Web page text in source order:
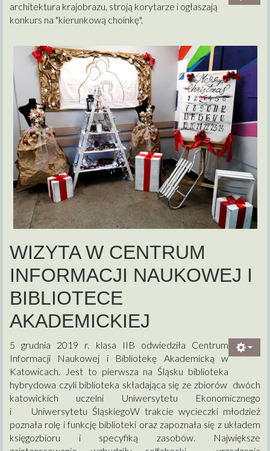
architektura krajobrazu, stroją korytarze i ogłaszają
konkurs na "kierunkową choinkę".
WIZYTA W CENTRUM
INFORMACJI NAUKOWEJ I
BIBLIOTECE
AKADEMICKIEJ
5 grudnia 2019 r. klasa IIB odwiedziła Centrum
Informacji Naukowej i Bibliotekę Akademicką w
Katowicach. Jest to pierwsza na Śląsku biblioteka
hybrydowa czyli biblioteka składająca się ze zbiorów dwóch
katowickich uczelni Uniwersytetu Ekonomicznego
i Uniwersytetu ŚląskiegoW trakcie wycieczki młodzież
poznała rolę i funkcję biblioteki oraz zapoznała się z układem
księgozbioru i specyfiką zasobów. Największe